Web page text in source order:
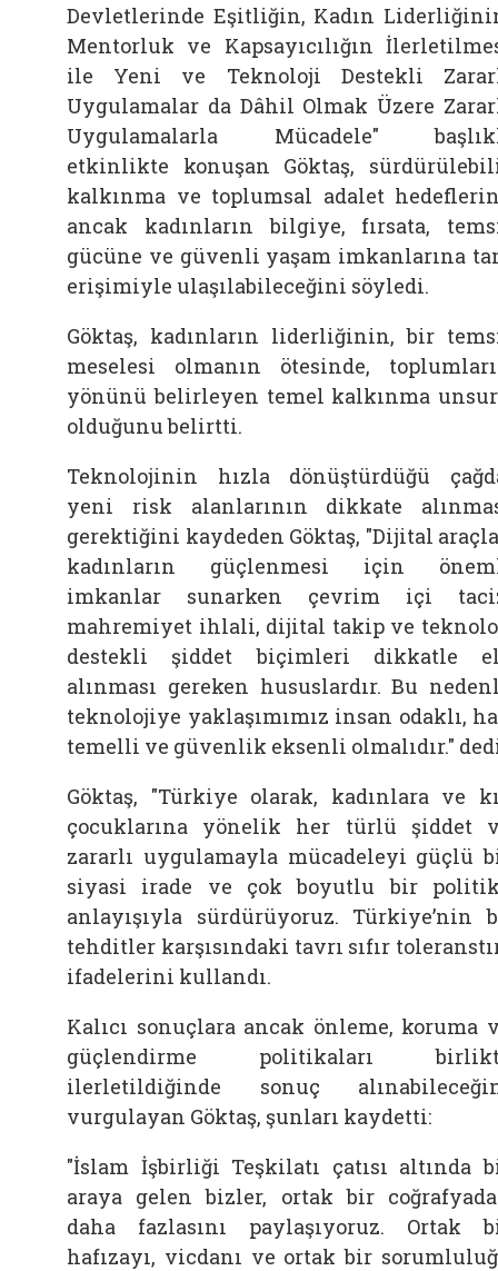
Devletlerinde Eşitliğin, Kadın
Mentorluk ve Kapsayıcılığın
ile Yeni ve Teknoloji Destekli
Uygulamalar da Dâhil Olmak Üzere
Uygulamalarla Mücadele"
etkinlikte konuşan Göktaş,
kalkınma ve toplumsal adalet
ancak kadınların bilgiye, fırsata,
gücüne ve güvenli yaşam imkanlarına
erişimiyle ulaşılabileceğini söyledi.
Göktaş, kadınların liderliğinin, bir
meselesi olmanın ötesinde,
yönünü belirleyen temel kalkınma
olduğunu belirtti.
Teknolojinin hızla dönüştürdüğü
yeni risk alanlarının dikkate
gerektiğini kaydeden Göktaş, "Dijital
kadınların güçlenmesi için
imkanlar sunarken çevrim içi
mahremiyet ihlali, dijital takip ve
destekli şiddet biçimleri dikkatle
alınması gereken hususlardır. Bu
teknolojiye yaklaşımımız insan odaklı,
temelli ve güvenlik eksenli olmalıdır."
Göktaş, "Türkiye olarak, kadınlara ve
çocuklarına yönelik her türlü şiddet
zararlı uygulamayla mücadeleyi güçlü
siyasi irade ve çok boyutlu bir
anlayışıyla sürdürüyoruz. Türkiye’nin
tehditler karşısındaki tavrı sıfır
ifadelerini kullandı.
Kalıcı sonuçlara ancak önleme, koruma
güçlendirme politikaları
ilerletildiğinde sonuç
vurgulayan Göktaş, şunları kaydetti:
"İslam İşbirliği Teşkilatı çatısı altında
araya gelen bizler, ortak bir
daha fazlasını paylaşıyoruz. Ortak
hafızayı, vicdanı ve ortak bir